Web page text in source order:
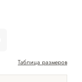
Таблица размеров